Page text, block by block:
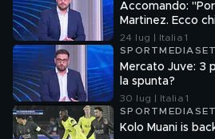
Accomando:
Martinez. Ecco
24 lug | Italia 1
SPORTMEDIASET
Mercato Juve: 3
la spunta?
30 lug | Italia 1
SPORTMEDIASET
Kolo Muani is